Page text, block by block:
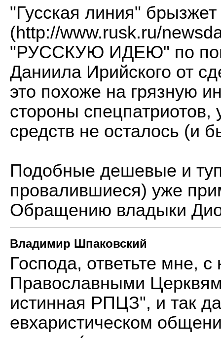
"Гусская линия"
(http://www.rusk.ru/
"РУССКУЮ ИДЕЮ" по
Даниила Ирийского от
это похоже на грязную
стороны
средств не осталось (и
Подобные дешевые и
провалившиеся) уже
Обращению владыки
Владимир Шпаковский
Господа, ответьте мне,
Православными
истинная РПЦЗ", и так
евхаристическом